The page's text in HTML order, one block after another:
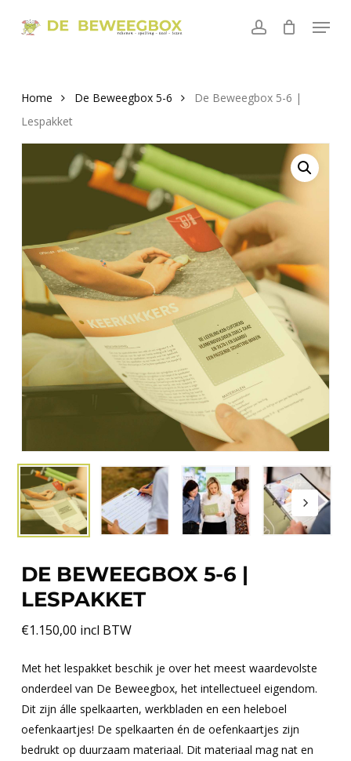
account
Menu
Home De Beweegbox 5-6
De Beweegbox 5-6 |
Lespakket
DE BEWEEGBOX 5-6 |
LESPAKKET
€1.150,00 incl BTW
Met het lespakket beschik je over het meest waardevolste
onderdeel van De Beweegbox, het intellectueel eigendom.
Dit zijn álle spelkaarten, werkbladen en een heleboel
oefenkaartjes! De spelkaarten én de oefenkaartjes zijn
bedrukt op duurzaam materiaal. Dit materiaal mag nat en